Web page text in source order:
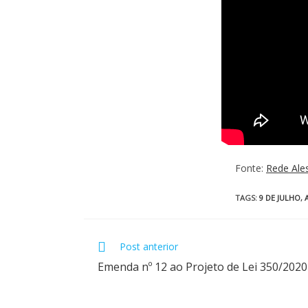
Fonte: Rede
TAGS: 9 DE JULHO,
Post anterior
Emenda nº 12 ao Projeto de Lei 350/2020